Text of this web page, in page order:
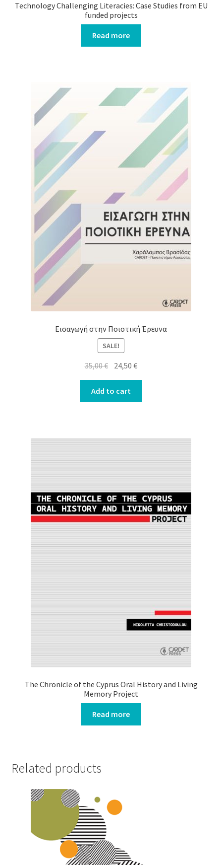
Technology Challenging Literacies: Case Studies from EU
funded projects
Read more
Εισαγωγή στην Ποιοτική Έρευνα
SALE!
35,00€ Original
price
was:
35,00 €.
24,50€Current
price
24,50 €.
Add to cart
The Chronicle of the Cyprus Oral History and Living
Memory Project
Read more
Related products